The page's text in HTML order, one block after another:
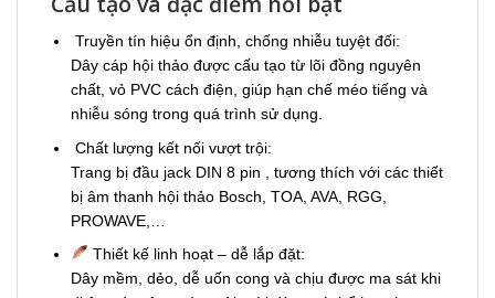
Truyền tín hiệu ổn định, chống nhiễu tuyệt đối:
Dây cáp hội thảo được cấu tạo từ lõi đồng nguyên
chất, vỏ PVC cách điện, giúp hạn chế méo tiếng và
nhiễu sóng trong quá trình sử dụng.
Chất lượng kết nối vượt trội:
Trang bị đầu jack DIN 8 pin , tương thích với các thiết
bị âm thanh hội thảo Bosch, TOA, AVA, RGG,
PROWAVE,…
Thiết kế linh hoạt – dễ lắp đặt:
Dây mềm, dẻo, dễ uốn cong và chịu được ma sát khi